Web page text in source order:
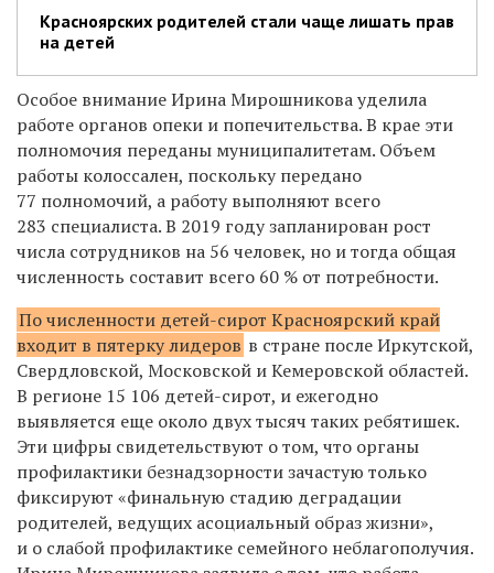
Красноярских родителей стали чаще лишать прав
на детей
Особое внимание Ирина Мирошникова уделила
работе органов опеки и попечительства. В крае эти
полномочия переданы муниципалитетам. Объем
работы колоссален, поскольку передано
77 полномочий, а работу выполняют всего
283 специалиста. В 2019 году запланирован рост
числа сотрудников на 56 человек, но и тогда общая
численность составит всего 60 % от потребности.
По численности детей-сирот Красноярский край
входит в пятерку лидеров в стране после Иркутской,
Свердловской, Московской и Кемеровской областей.
В регионе 15 106 детей-сирот, и ежегодно
выявляется еще около двух тысяч таких ребятишек.
Эти цифры свидетельствуют о том, что органы
профилактики безнадзорности зачастую только
фиксируют «финальную стадию деградации
родителей, ведущих асоциальный образ жизни»,
и о слабой профилактике семейного неблагополучия.